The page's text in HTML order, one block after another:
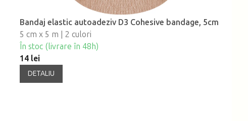
Bandaj elastic autoadeziv D3 Cohesive bandage, 5cm
5 cm x 5 m | 2 culori
În stoc (livrare în 48h)
14 lei
DETALIU